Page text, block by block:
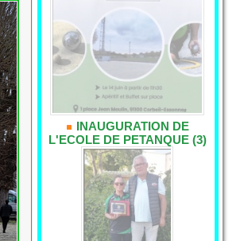
INAUGURATION DE
L'ECOLE DE PETANQUE (3)